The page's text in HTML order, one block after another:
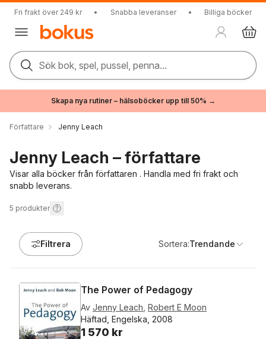
Fri frakt över 249 kr • Snabba leveranser • Billiga böcker
Sök bok, spel, pussel, penna...
Skapa nya rutiner – hälsoböcker upp till 50% →
Författare Jenny Leach
Jenny Leach – författare
Visar alla böcker från författaren . Handla med fri frakt och
snabb leverans.
5 produkter
Filtrera Sortera:Trendande
The Power of Pedagogy
Av Jenny Leach Robert E Moon
Häftad, Engelska, 2008
1 570 kr